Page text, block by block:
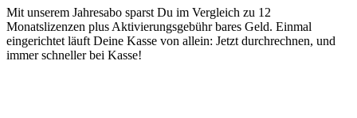
Mit unserem Jahresabo sparst Du im Vergleich zu 12
Monatslizenzen plus Aktivierungsgebühr bares Geld. Einmal
eingerichtet läuft Deine Kasse von allein: Jetzt durchrechnen, und
immer schneller bei Kasse!